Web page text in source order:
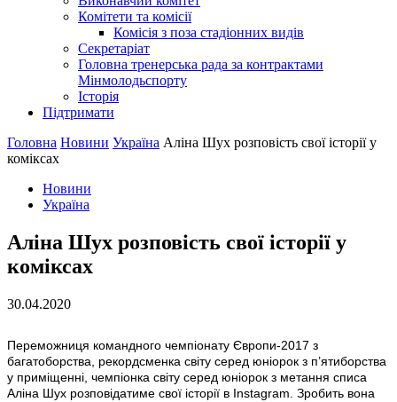
Комітети та комісії
Комісія з поза стадіонних видів
Секретаріат
Головна тренерська рада за контрактами
Мінмолодьспорту
Історія
Підтримати
Головна Новини Україна Аліна Шух розповість свої історії у
коміксах
Новини
Україна
Аліна Шух розповість свої історії у
коміксах
30.04.2020
Переможниця командного чемпіонату Європи-2017 з
багатоборства, рекордсменка світу серед юніорок з п’ятиборства
у приміщенні, чемпіонка світу серед юніорок з метання списа
Аліна Шух розповідатиме свої історії в Instagram. Зробить вона